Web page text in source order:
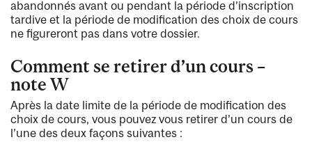
abandonnés avant ou pendant la période d’inscription
tardive et la période de modification des choix de cours
ne figureront pas dans votre dossier.
Comment se retirer d’un cours –
note W
Après la date limite de la période de modification des
choix de cours, vous pouvez vous retirer d’un cours de
l’une des deux façons suivantes :